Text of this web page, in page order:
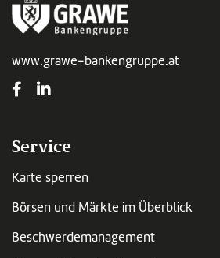
www.grawe-bankengruppe.at
Service
Karte sperren
Börsen und Märkte im Überblick
Beschwerdemanagement